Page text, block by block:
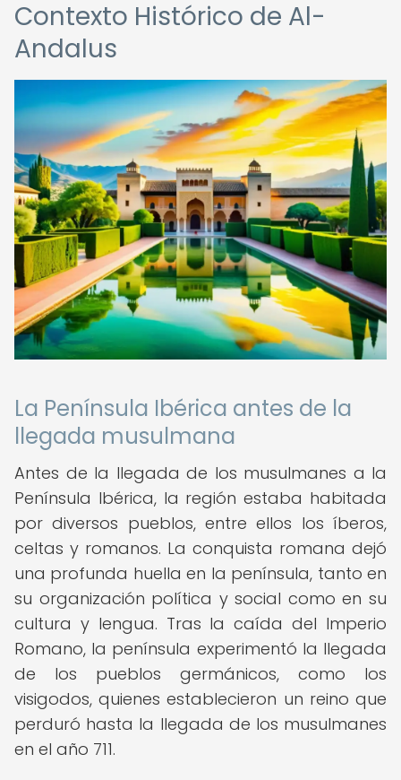
Contexto Histórico de Al-
Andalus
La Península Ibérica antes de la
llegada musulmana
Antes de la llegada de los musulmanes a la
Península Ibérica, la región estaba habitada
por diversos pueblos, entre ellos los íberos,
celtas y romanos. La conquista romana dejó
una profunda huella en la península, tanto en
su organización política y social como en su
cultura y lengua. Tras la caída del Imperio
Romano, la península experimentó la llegada
de los pueblos germánicos, como los
visigodos, quienes establecieron un reino que
perduró hasta la llegada de los musulmanes
en el año 711.